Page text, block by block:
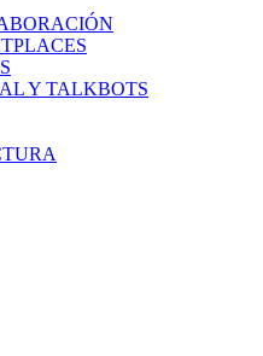
Y TALKBOTS